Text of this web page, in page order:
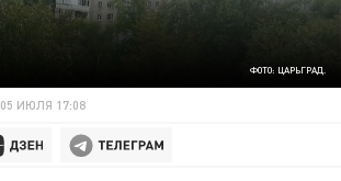
ФОТО: ЦАРЬГРАД.
05 ИЮЛЯ 17:08